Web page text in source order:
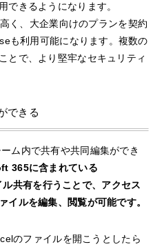
できるようになります。
く、大企業向けのプランを契約
も利用可能になります。複数の
とで、より堅牢なセキュリティ
できる
ム内で共有や共同編集ができ
365に含まれている
共有を行うことで、アクセス
イルを編集、閲覧が可能です。
のファイルを開こうとしたら